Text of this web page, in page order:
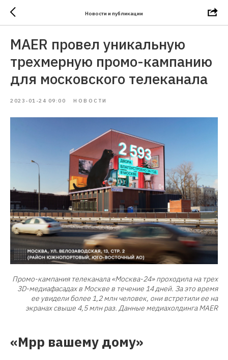
Новости и публикации
MAER провел уникальную
трехмерную промо-кампанию
для московского телеканала
2023-01-24 09:00 НОВОСТИ
Промо-кампания телеканала «Москва-24» проходила на трех
3D-медиафасадах в Москве в течение 14 дней. За это время
ее увидели более 1,2 млн человек, они встретили ее на
экранах свыше 4,5 млн раз. Данные медиахолдинга MAER
«Мрр вашему дому»